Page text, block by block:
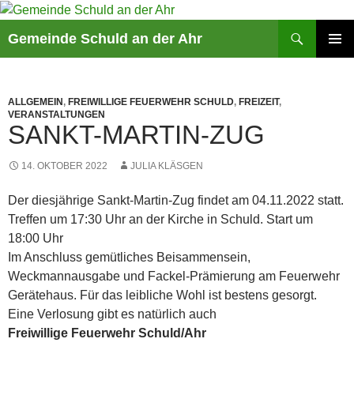
Gemeinde Schuld an der Ahr
ALLGEMEIN, FREIWILLIGE FEUERWEHR SCHULD, FREIZEIT,
VERANSTALTUNGEN
SANKT-MARTIN-ZUG
14. OKTOBER 2022 JULIA KLÄSGEN
Der diesjährige Sankt-Martin-Zug findet am 04.11.2022 statt.
Treffen um 17:30 Uhr an der Kirche in Schuld. Start um
18:00 Uhr
Im Anschluss gemütliches Beisammensein,
Weckmannausgabe und Fackel-Prämierung am Feuerwehr
Gerätehaus. Für das leibliche Wohl ist bestens gesorgt.
Eine Verlosung gibt es natürlich auch
Freiwillige Feuerwehr Schuld/Ahr